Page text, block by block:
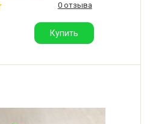
0 отзыва
Купить